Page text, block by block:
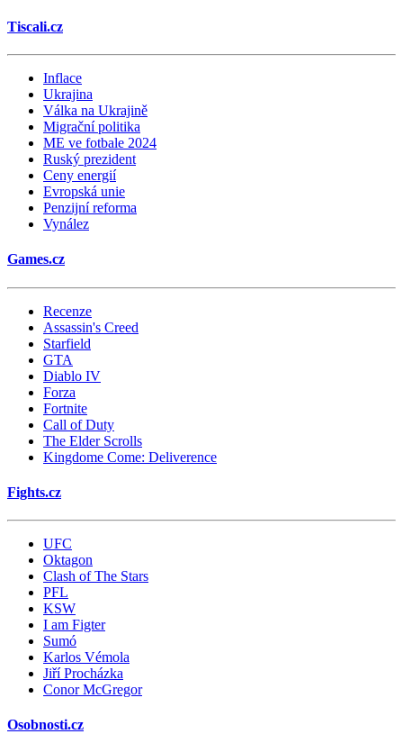
Tiscali.cz
Inflace
Ukrajina
Válka na Ukrajině
Migrační politika
ME ve fotbale 2024
Ruský prezident
Ceny energií
Evropská unie
Penzijní reforma
Vynález
Games.cz
Recenze
Assassin's Creed
Starfield
GTA
Diablo IV
Forza
Fortnite
Call of Duty
The Elder Scrolls
Kingdome Come: Deliverence
Fights.cz
UFC
Oktagon
Clash of The Stars
PFL
KSW
I am Figter
Sumó
Karlos Vémola
Jiří Procházka
Conor McGregor
Osobnosti.cz